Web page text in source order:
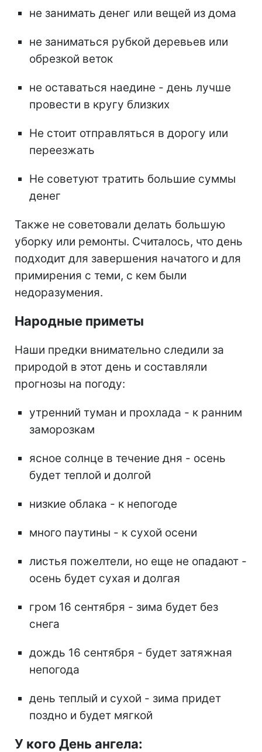
не занимать денег или вещей из дома
не заниматься рубкой деревьев или
обрезкой веток
не оставаться наедине - день лучше
провести в кругу близких
Не стоит отправляться в дорогу или
переезжать
Не советуют тратить большие суммы
денег
Также не советовали делать большую
уборку или ремонты. Считалось, что день
подходит для завершения начатого и для
примирения с теми, с кем были
недоразумения.
Народные приметы
Наши предки внимательно следили за
природой в этот день и составляли
прогнозы на погоду:
утренний туман и прохлада - к ранним
заморозкам
ясное солнце в течение дня - осень
будет теплой и долгой
низкие облака - к непогоде
много паутины - к сухой осени
листья пожелтели, но еще не опадают -
осень будет сухая и долгая
гром 16 сентября - зима будет без
снега
дождь 16 сентября - будет затяжная
непогода
день теплый и сухой - зима придет
поздно и будет мягкой
У кого День ангела: